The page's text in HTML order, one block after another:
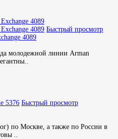
Быстрый просмотр
4089
молодежной линии Arman
Быстрый просмотр
по Москве, а также по России в
..